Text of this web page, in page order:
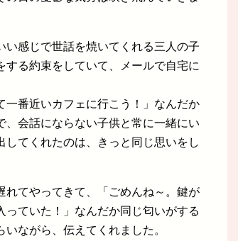
い感じで世話を焼いてくれる三人の子
る約束をしていて、メールで自宅に
一番近いカフェに行こう！」なんだか
会話にならない子供と常に一緒にい
てくれたのは、きっと同じ思いをし
てやってきて、「ごめんね～。鍵が
ていた！」なんだか同じ匂いがする
ながら、伝えてくれました。